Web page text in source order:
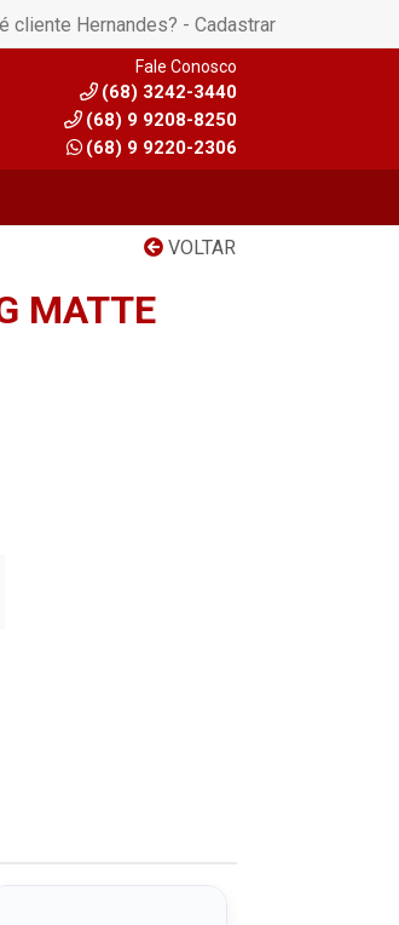
cliente Hernandes? - Cadastrar
Fale Conosco
(68) 3242-3440
(68) 9 9208-8250
(68) 9 9220-2306
VOLTAR
MATTE